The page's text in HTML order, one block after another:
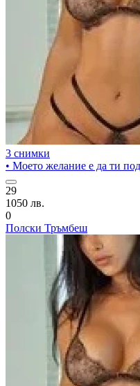
3 снимки
• Моето желание е да ти
29
1050 лв.
0
Полски Тръмбеш